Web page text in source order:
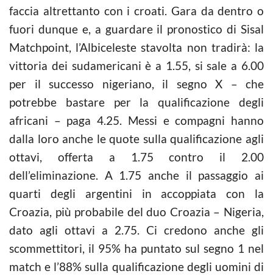
faccia altrettanto con i croati. Gara da dentro o
fuori dunque e, a guardare il pronostico di Sisal
Matchpoint, l’Albiceleste stavolta non tradirà: la
vittoria dei sudamericani è a 1.55, si sale a 6.00
per il successo nigeriano, il segno X – che
potrebbe bastare per la qualificazione degli
africani – paga 4.25. Messi e compagni hanno
dalla loro anche le quote sulla qualificazione agli
ottavi, offerta a 1.75 contro il 2.00
dell’eliminazione. A 1.75 anche il passaggio ai
quarti degli argentini in accoppiata con la
Croazia, più probabile del duo Croazia – Nigeria,
dato agli ottavi a 2.75. Ci credono anche gli
scommettitori, il 95% ha puntato sul segno 1 nel
match e l’88% sulla qualificazione degli uomini di